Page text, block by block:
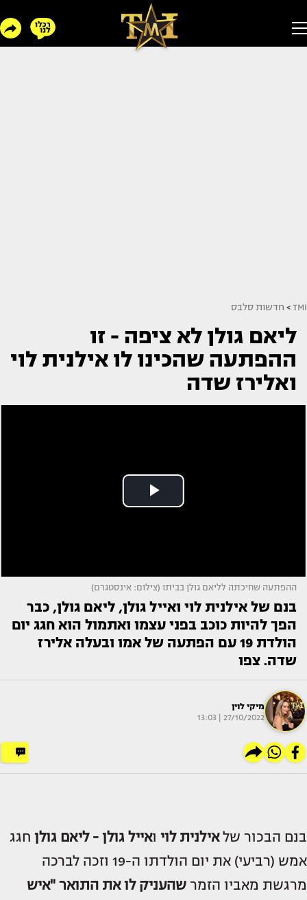
TMI
> חדשות סלבס
ליאם גולן לא ציפה - זו
ההפתעה שהכינו לו אילנית לוי
ואלירז שדה
ההפתעה שחיכתה לליאם גולן בביתו (צילום: אינסטגרם)
בנם של אילנית לוי ואייל גולן, ליאם גולן, כבר
הפך להיות כוכב בפני עצמו ואתמול הוא חגג יום
הולדת 19 עם הפתעה של אמו ובעלה אלירז
שדה. צפו
מיקי לוין
27/10/2022 | 13:03
בנם הבכור שלאילנית לוי ואייל גולן - ליאם גולן חגג
אמש (רביעי) את יום הולדתו ה-19 וזכה לברכה
מרגשת מאביו הזמר שהעניק לו את התואר "איש